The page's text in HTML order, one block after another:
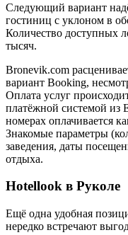
Следующий вариант
гостиниц с уклоном в
Количество доступных
тысяч.
Bronevik.com
вариант Booking,
Оплата услуг
платёжной системой из
номерах оплачивается
Знакомые параметры
заведения, даты
отдыха.
Hotellook в Руколе
Ещё одна удобная
нередко встречают